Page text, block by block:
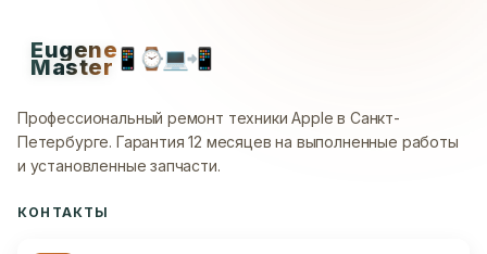
Eugene
Master📱 ⌚💻📲
Профессиональный ремонт техники Apple в Санкт-
Петербурге. Гарантия 12 месяцев на выполненные работы
и установленные запчасти.
КОНТАКТЫ